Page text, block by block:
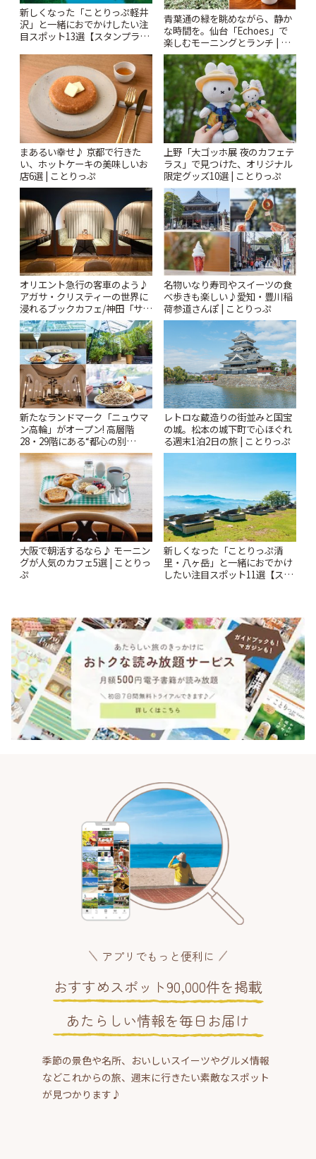
新しくなった「ことりっぷ軽井
沢」と一緒におでかけしたい注
目スポット13選【スタンプラリ
青葉通の緑を眺めながら、静か
な時間を。仙台「Echoes」で
楽しむモーニングとランチ | こ
とりっぷ
まあるい幸せ♪ 京都で行きた
い、ホットケーキの美味しいお
店6選 | ことりっぷ
上野「大ゴッホ展 夜のカフェテ
ラス」で見つけた、オリジナル
限定グッズ10選 | ことりっぷ
オリエント急行の客車のよう♪
アガサ・クリスティーの世界に
浸れるブックカフェ/神田「サロ
ンクリスティ」 | ことりっぷ
名物いなり寿司やスイーツの食
べ歩きも楽しい♪愛知・豊川稲
荷参道さんぽ | ことりっぷ
新たなランドマーク「ニュウマ
ン高輪」がオープン! 高層階
28・29階にある“都心の別
荘”「ルフトバウム」とは? | こ
とりっぷ
レトロな蔵造りの街並みと国宝
の城。松本の城下町で心ほぐれ
る週末1泊2日の旅 | ことりっぷ
大阪で朝活するなら♪ モーニン
グが人気のカフェ5選 | ことりっ
ぷ
新しくなった「ことりっぷ清
里・八ヶ岳」と一緒におでかけ
したい注目スポット11選【スタ
アプリでもっと便利に
おすすめスポット90,000件を掲載
あたらしい情報を毎日お届け
季節の景色や名所、おいしいスイーツやグルメ情報
などこれからの旅、週末に行きたい素敵なスポット
が見つかります♪